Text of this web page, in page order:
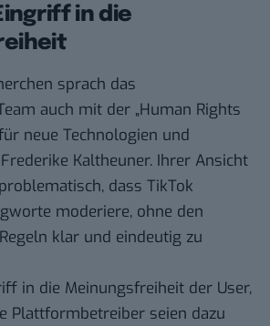
in die
sprach das
auch mit der „Human Rights
neue Technologien und
Frederike Kaltheuner. Ihrer Ansicht
dass TikTok
moderiere, ohne den
klar und eindeutig zu
in die Meinungsfreiheit der User,
Plattformbetreiber seien dazu